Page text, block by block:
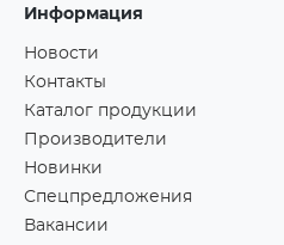
Информация
Новости
Контакты
Каталог продукции
Производители
Новинки
Спецпредложения
Вакансии